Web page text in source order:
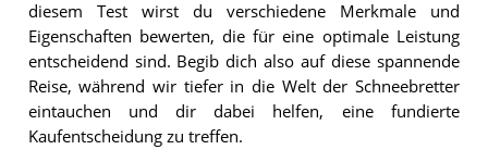
diesem Test wirst du verschiedene Merkmale und
Eigenschaften bewerten, die für eine optimale Leistung
entscheidend sind. Begib dich also auf diese spannende
Reise, während wir tiefer in die Welt der Schneebretter
eintauchen und dir dabei helfen, eine fundierte
Kaufentscheidung zu treffen.